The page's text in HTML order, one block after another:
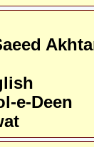
e-Deen